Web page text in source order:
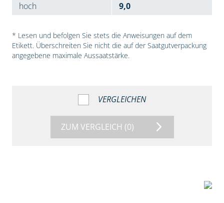
hoch
9,0
* Lesen und befolgen Sie stets die Anweisungen auf dem
Etikett. Überschreiten Sie nicht die auf der Saatgutverpackung
angegebene maximale Aussaatstärke.
VERGLEICHEN
ZUM VERGLEICH (0)